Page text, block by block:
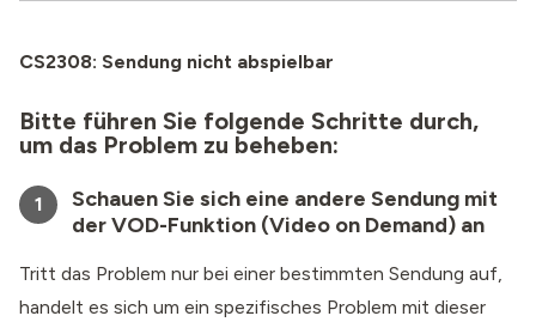
CS2308: Sendung nicht abspielbar
Bitte führen Sie folgende Schritte durch,
um das Problem zu beheben:
1
Schauen Sie sich eine andere Sendung mit
der VOD-Funktion (Video on Demand) an
Tritt das Problem nur bei einer bestimmten Sendung auf,
handelt es sich um ein spezifisches Problem mit dieser